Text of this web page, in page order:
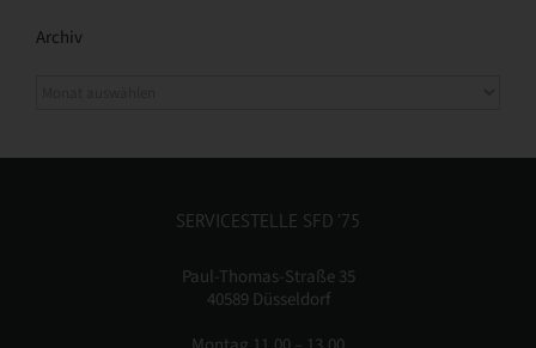
Archiv
SERVICESTELLE SFD ’75
Paul-Thomas-Straße 35
40589 Düsseldorf